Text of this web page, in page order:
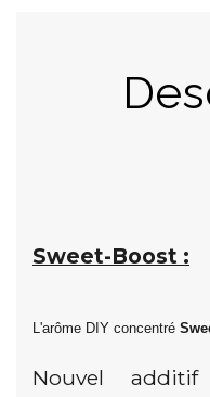
Sweet-Boost :
L'arôme DIY concentré
Nouvel